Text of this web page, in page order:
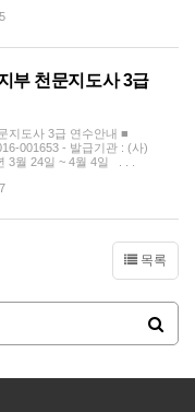
부 천문지도사 3급
지도사 3급 연수안내 ■
001653 - 발급기관 : (사)
3월 24일 ~ 4월 4일 . . .
목록